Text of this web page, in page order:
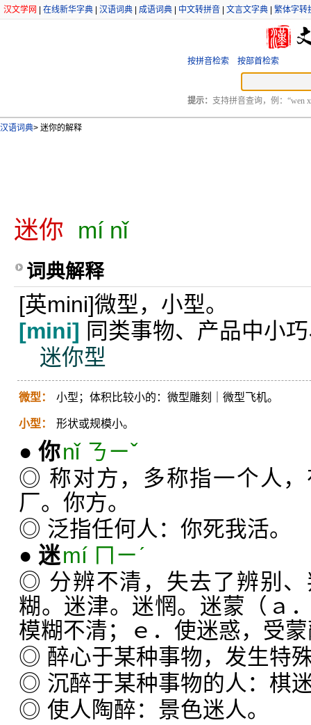
汉文学网 在线新华字典 汉语词典 成语词典 中文转拼音 文言文字典 繁体字转
按拼音检索 按部首检索
提示： 支持拼音查询，例：“wen
汉语词典> 迷你的解释
迷你 mí nǐ
词典解释
[英mini]微型，小型。
[mini] 同类事物、产品中小
迷你型
微型： 小型；体积比较小的：微型雕刻｜微型飞机。
小型： 形状或规模小。
● 你nǐ ㄋㄧˇ
◎ 称对方，多称指一个人
厂。你方。
◎ 泛指任何人：你死我活。
● 迷mí ㄇㄧˊ
◎ 分辨不清，失去了辨别
糊。迷津。迷惘。迷蒙（ａ
模糊不清；ｅ．使迷惑，受
◎ 醉心于某种事物，发生特
◎ 沉醉于某种事物的人：棋
◎ 使人陶醉：景色迷人。